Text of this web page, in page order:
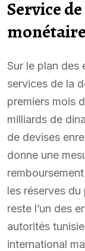
Service
Sur le plan des
services de la
premiers mois
milliards de
de devises
donne une
les réserves
reste l’un des
autorités
international